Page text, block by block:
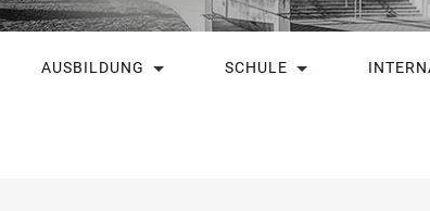
AUSBILDUNG SCHULE